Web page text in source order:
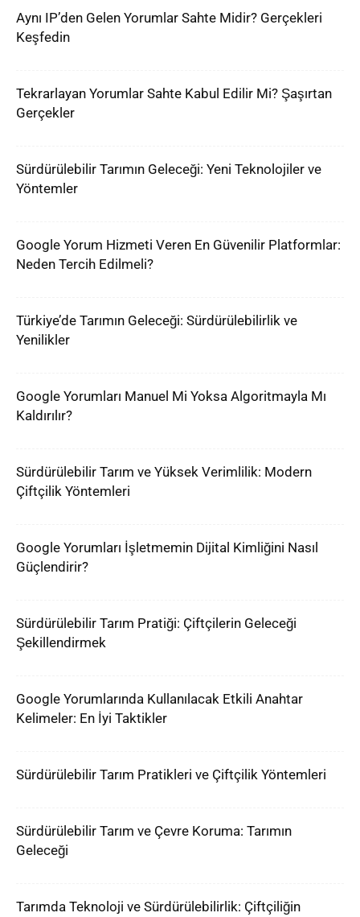
Aynı IP’den Gelen Yorumlar Sahte Midir? Gerçekleri
Keşfedin
Tekrarlayan Yorumlar Sahte Kabul Edilir Mi? Şaşırtan
Gerçekler
Sürdürülebilir Tarımın Geleceği: Yeni Teknolojiler ve
Yöntemler
Google Yorum Hizmeti Veren En Güvenilir Platformlar:
Neden Tercih Edilmeli?
Türkiye’de Tarımın Geleceği: Sürdürülebilirlik ve
Yenilikler
Google Yorumları Manuel Mi Yoksa Algoritmayla Mı
Kaldırılır?
Sürdürülebilir Tarım ve Yüksek Verimlilik: Modern
Çiftçilik Yöntemleri
Google Yorumları İşletmemin Dijital Kimliğini Nasıl
Güçlendirir?
Sürdürülebilir Tarım Pratiği: Çiftçilerin Geleceği
Şekillendirmek
Google Yorumlarında Kullanılacak Etkili Anahtar
Kelimeler: En İyi Taktikler
Sürdürülebilir Tarım Pratikleri ve Çiftçilik Yöntemleri
Sürdürülebilir Tarım ve Çevre Koruma: Tarımın
Geleceği
Tarımda Teknoloji ve Sürdürülebilirlik: Çiftçiliğin